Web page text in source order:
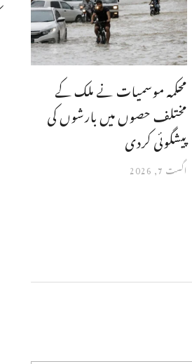
محکمہ موسمیات نے ملک کے
مختلف حصوں میں بارشوں کی
پیشگوئی کردی
اگست 7, 2026